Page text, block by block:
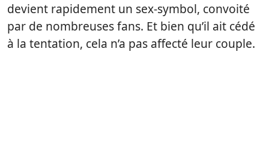
devient rapidement un sex-symbol, convoité
par de nombreuses fans. Et bien qu’il ait cédé
à la tentation, cela n’a pas affecté leur couple.